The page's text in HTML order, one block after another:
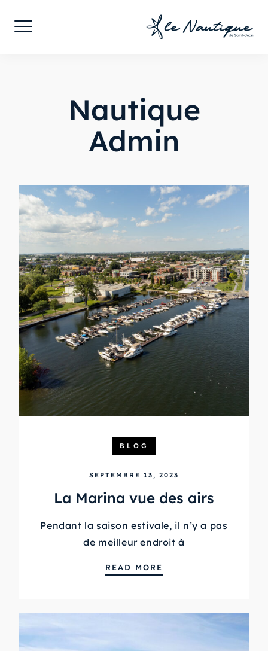
Nautique
Admin
BLOG
SEPTEMBRE 13, 2023
La Marina vue des airs
Pendant la saison estivale, il n’y a pas
de meilleur endroit à
READ MORE